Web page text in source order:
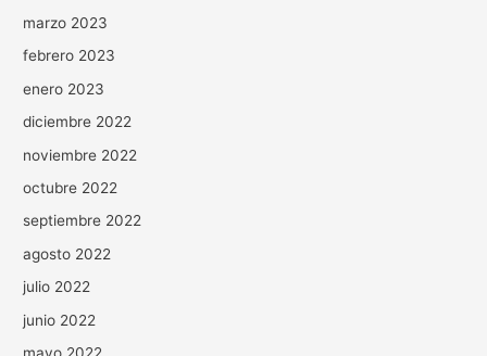
marzo 2023
febrero 2023
enero 2023
diciembre 2022
noviembre 2022
octubre 2022
septiembre 2022
agosto 2022
julio 2022
junio 2022